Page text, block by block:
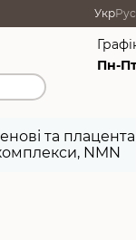
УкрРус
Пн-
та
NMN